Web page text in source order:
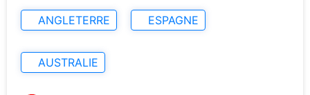
ANGLETERRE ESPAGNE
AUSTRALIE